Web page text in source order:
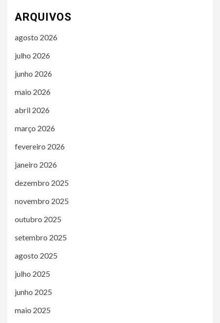
ARQUIVOS
agosto 2026
julho 2026
junho 2026
maio 2026
abril 2026
março 2026
fevereiro 2026
janeiro 2026
dezembro 2025
novembro 2025
outubro 2025
setembro 2025
agosto 2025
julho 2025
junho 2025
maio 2025